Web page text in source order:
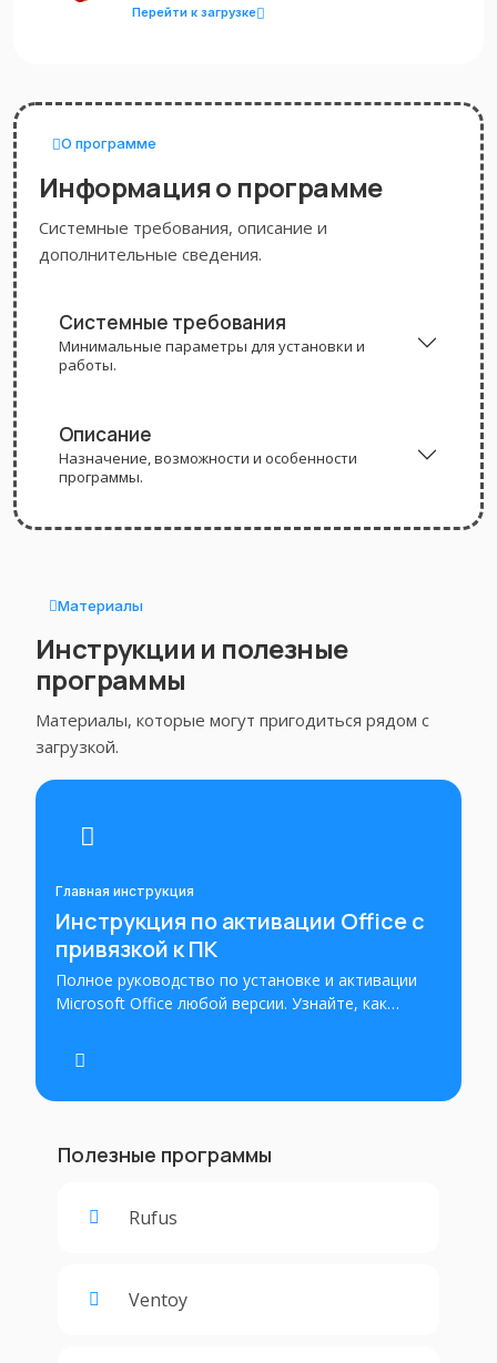
Перейти к загрузке
О программе
Информация о программе
Системные требования, описание и
дополнительные сведения.
Системные требования
Минимальные параметры для установки и
работы.
Описание
Назначение, возможности и особенности
программы.
Материалы
Инструкции и полезные
программы
Материалы, которые могут пригодиться рядом с
загрузкой.
Главная инструкция
Инструкция по активации Office с
привязкой к ПК
Полное руководство по установке и активации
Microsoft Office любой версии. Узнайте, как
вашем устройстве. Пошаговые инструкции для
успешной установки и активации Office с
использованием ключа продукта.
Полезные программы
Rufus
Ventoy